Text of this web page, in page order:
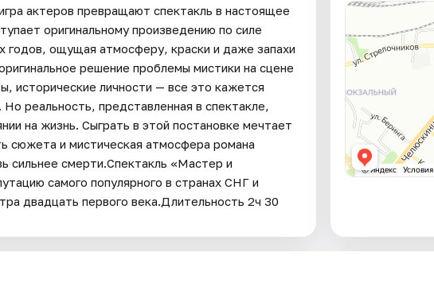
актеров превращают спектакль в настоящее
оригинальному произведению по силе
годов, ощущая атмосферу, краски и даже запахи
решение проблемы мистики на сцене
исторические личности — все это кажется
реальность, представленная в спектакле,
на жизнь. Сыграть в этой постановке мечтает
сюжета и мистическая атмосфера романа
сильнее смерти.Спектакль «Мастер и
самого популярного в странах СНГ и
двадцать первого века.Длительность 2ч 30